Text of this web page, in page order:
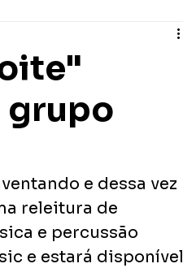
grupo
e dessa vez
releitura de
e percussão
e estará disponível